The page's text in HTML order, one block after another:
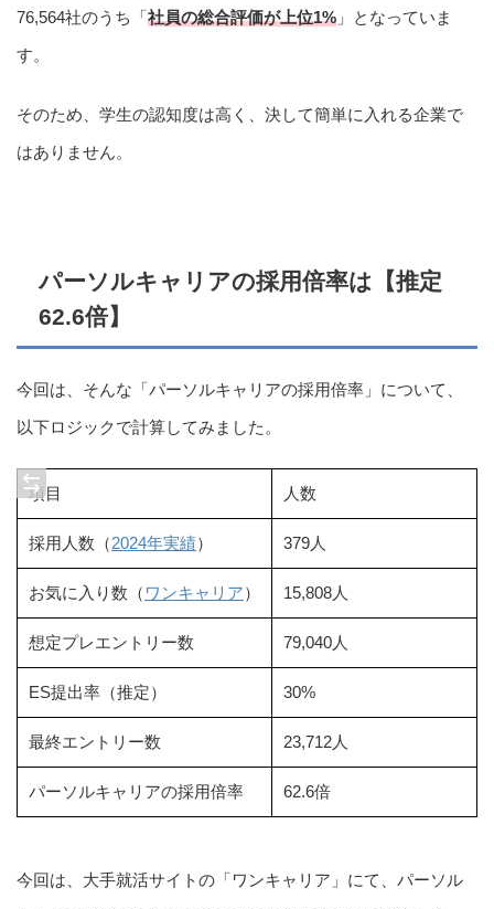
76,564社のうち「社員の総合評価が上位1% 」となっていま
す。
そのため、学生の認知度は高く、決して簡単に入れる企業で
はありません。
パーソルキャリアの採用倍率は【推定
62.6倍】
今回は、そんな「パーソルキャリアの採用倍率」について、
以下ロジックで計算してみました。
項目 人数
採用人数（2024年実績） 379人
お気に入り数（ ワンキャリア） 15,808人
想定プレエントリー数 79,040人
ES提出率（推定） 30%
最終エントリー数 23,712人
パーソルキャリアの採用倍率 62.6倍
今回は、大手就活サイトの「ワンキャリア」にて、パーソル